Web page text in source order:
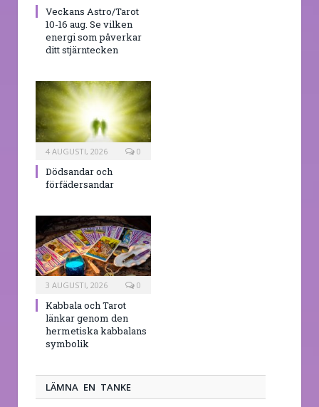
Veckans Astro/Tarot
10-16 aug. Se vilken
energi som påverkar
ditt stjärntecken
4 AUGUSTI, 2026 0
Dödsandar och
förfädersandar
3 AUGUSTI, 2026 0
Kabbala och Tarot
länkar genom den
hermetiska kabbalans
symbolik
LÄMNA EN TANKE